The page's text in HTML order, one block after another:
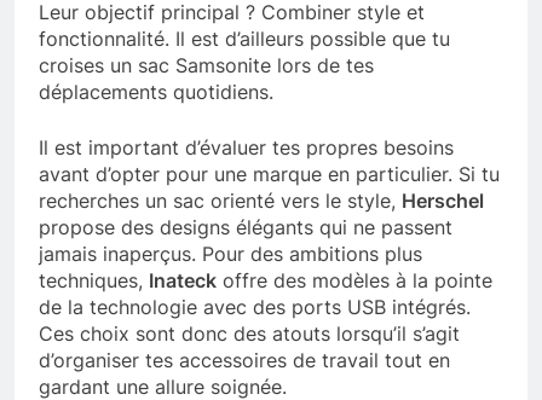
Leur objectif principal ? Combiner style et
fonctionnalité. Il est d’ailleurs possible que tu
croises un sac Samsonite lors de tes
déplacements quotidiens.
Il est important d’évaluer tes propres besoins
avant d’opter pour une marque en particulier. Si tu
recherches un sac orienté vers le style, Herschel
propose des designs élégants qui ne passent
jamais inaperçus. Pour des ambitions plus
techniques, Inateck offre des modèles à la pointe
de la technologie avec des ports USB intégrés.
Ces choix sont donc des atouts lorsqu’il s’agit
d’organiser tes accessoires de travail tout en
gardant une allure soignée.